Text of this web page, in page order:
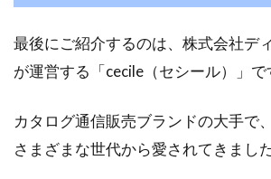
最後にご紹介するのは、株式会社デ
が運営する「cecile（セシール）」で
カタログ通信販売ブランドの大手で
さまざまな世代から愛されてきました